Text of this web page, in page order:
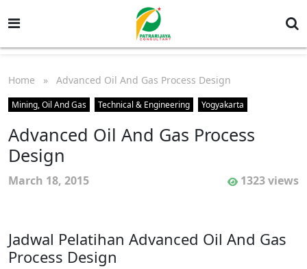
Home » Advanced Oil And Gas Process Design
Mining, Oil And Gas Technical & Engineering Yogyakarta
Advanced Oil And Gas Process
Design
March 18, 2015 1323 views
Jadwal Pelatihan Advanced Oil And Gas
Process Design